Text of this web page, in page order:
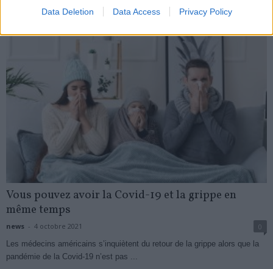
Data Deletion Data Access Privacy Policy
Vous pouvez avoir la Covid-19 et la grippe en
même temps
news - 4 octobre 2021
0
Les médecins américains s’inquiètent du retour de la grippe alors que la
pandémie de la Covid-19 n’est pas ...